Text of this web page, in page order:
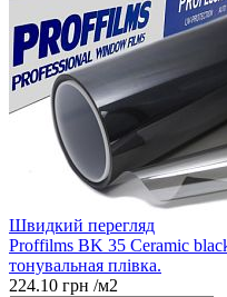
Швидкий перегляд
Proffilms BK 35 Сeramic
тонувальная плівка.
224.10 грн /м2